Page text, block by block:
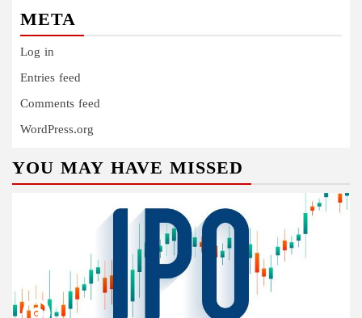
META
Log in
Entries feed
Comments feed
WordPress.org
YOU MAY HAVE MISSED